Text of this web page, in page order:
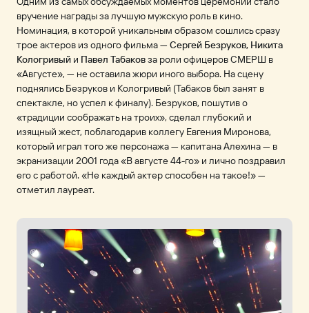
вручение награды за лучшую мужскую роль в кино.
Номинация, в которой уникальным образом сошлись сразу
трое актеров из одного фильма — Сергей Безруков, Никита
Кологривыйи Павел Табаковза роли офицеров СМЕРШ в
«Августе», — не оставила жюри иного выбора. На сцену
поднялись Безруков и Кологривый (Табаков был занят в
спектакле, но успел к финалу). Безруков, пошутив о
«традиции соображать на троих», сделал глубокий и
изящный жест, поблагодарив коллегу Евгения Миронова,
который играл того же персонажа — капитана Алехина — в
экранизации 2001 года «В августе 44-го» и лично поздравил
его с работой. «Не каждый актер способен на такое!» —
отметил лауреат.